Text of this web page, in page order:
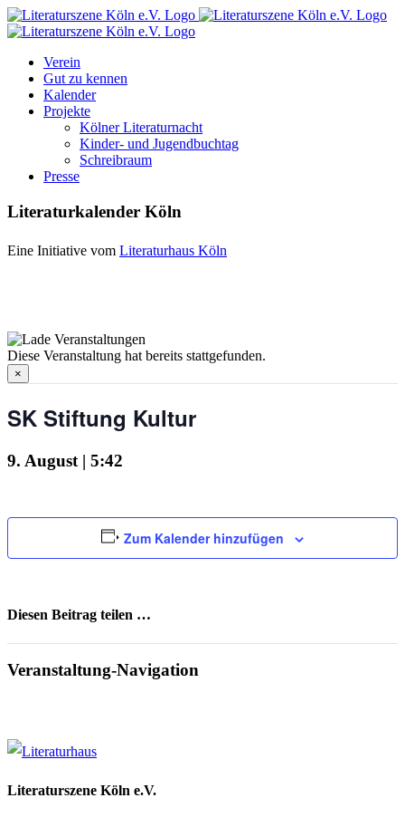
Zum
Inhalt
Facebook
Instagram
E-
Mail
Verein
Gut zu kennen
Kalender
Projekte
Kölner Literaturnacht
Kinder- und Jugendbuchtag
Schreibraum
Presse
Literaturkalender Köln
Eine Initiative vom Literaturhaus Köln
Diese Veranstaltung hat bereits stattgefunden.
×
SK Stiftung Kultur
9. August | 5:42
Zum Kalender hinzufügen
Diesen Beitrag teilen …
Mail
Veranstaltung-Navigation
Literaturszene Köln e.V.